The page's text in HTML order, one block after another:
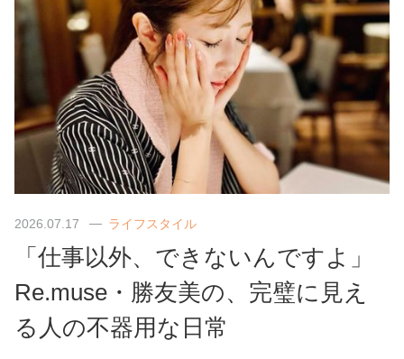
2026.07.17 ライフスタイル
「仕事以外、できないんですよ」
Re.muse・勝友美の、完璧に見え
る人の不器用な日常